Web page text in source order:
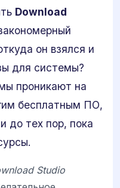
Download
он взялся и
для системы?
проникают на
бесплатным ПО,
до тех пор, пока
Studio